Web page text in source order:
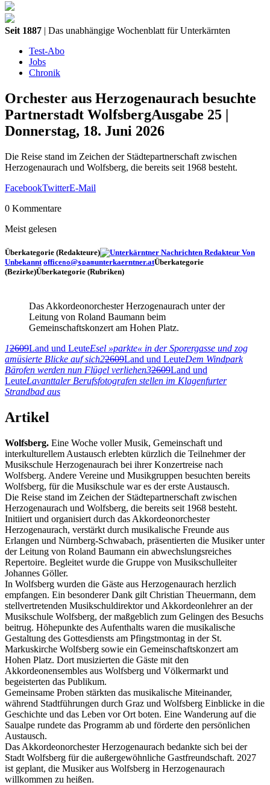
Seit 1887 | Das unabhängige Wochenblatt für Unterkärnten
Test-Abo
Jobs
Chronik
Orchester aus Herzogenaurach besuchte
Partnerstadt WolfsbergAusgabe 25 |
Donnerstag, 18. Juni 2026
Die Reise stand im Zeichen der Städtepartnerschaft zwischen
Herzogenaurach und Wolfsberg, die bereits seit 1968 besteht.
FacebookTwitterE-Mail
0 Kommentare
Meist gelesen
Überkategorie (Redakteure)
Von
Unbekannt officeno@spamunterkaerntner.atÜberkategorie
(Bezirke)Überkategorie (Rubriken)
Das Akkordeonorchester Herzogenaurach unter der
Leitung von Roland Baumann beim
Gemeinschaftskonzert am Hohen Platz.
12609Land und LeuteEsel »parkte« in der Sporergasse und zog
amüsierte Blicke auf sich22609Land und LeuteDem Windpark
Bärofen werden nun Flügel verliehen32609Land und
LeuteLavanttaler Berufsfotografen stellen im Klagenfurter
Strandbad aus
Artikel
Wolfsberg. Eine Woche voller Musik, Gemeinschaft und
interkulturellem Austausch erlebten kürzlich die Teilnehmer der
Musikschule Herzogenaurach bei ihrer Konzertreise nach
Wolfsberg. Andere Vereine und Musikgruppen besuchten bereits
Wolfsberg, für die Musikschule war es der erste Austausch.
Die Reise stand im Zeichen der Städtepartnerschaft zwischen
Herzogenaurach und Wolfsberg, die bereits seit 1968 besteht.
Initiiert und organisiert durch das Akkordeonorchester
Herzogenaurach, verstärkt durch musikalische Freunde aus
Erlangen und Nürnberg-Schwabach, präsentierten die Musiker unter
der Leitung von Roland Baumann ein abwechslungsreiches
Repertoire. Begleitet wurde die Gruppe von Musikschulleiter
Johannes Göller.
In Wolfsberg wurden die Gäste aus Herzogenaurach herzlich
empfangen. Ein besonderer Dank gilt Christian Theuermann, dem
stellvertretenden Musikschuldirektor und Akkordeonlehrer an der
Musikschule Wolfsberg, der maßgeblich zum Gelingen des Besuchs
beitrug. Höhepunkte des Aufenthalts waren die musikalische
Gestaltung des Gottesdiensts am Pfingstmontag in der St.
Markuskirche Wolfsberg sowie ein Gemeinschaftskonzert am
Hohen Platz. Dort musizierten die Gäste mit den
Akkordeonensembles aus Wolfsberg und Völkermarkt und
begeisterten das Publikum.
Gemeinsame Proben stärkten das musikalische Miteinander,
während Stadtführungen durch Graz und Wolfsberg Einblicke in die
Geschichte und das Leben vor Ort boten. Eine Wanderung auf die
Saualpe rundete das Programm ab und förderte den persönlichen
Austausch.
Das Akkordeonorchester Herzogenaurach bedankte sich bei der
Stadt Wolfsberg für die außergewöhnliche Gastfreundschaft. 2027
ist geplant, die Musiker aus Wolfsberg in Herzogenaurach
willkommen zu heißen.